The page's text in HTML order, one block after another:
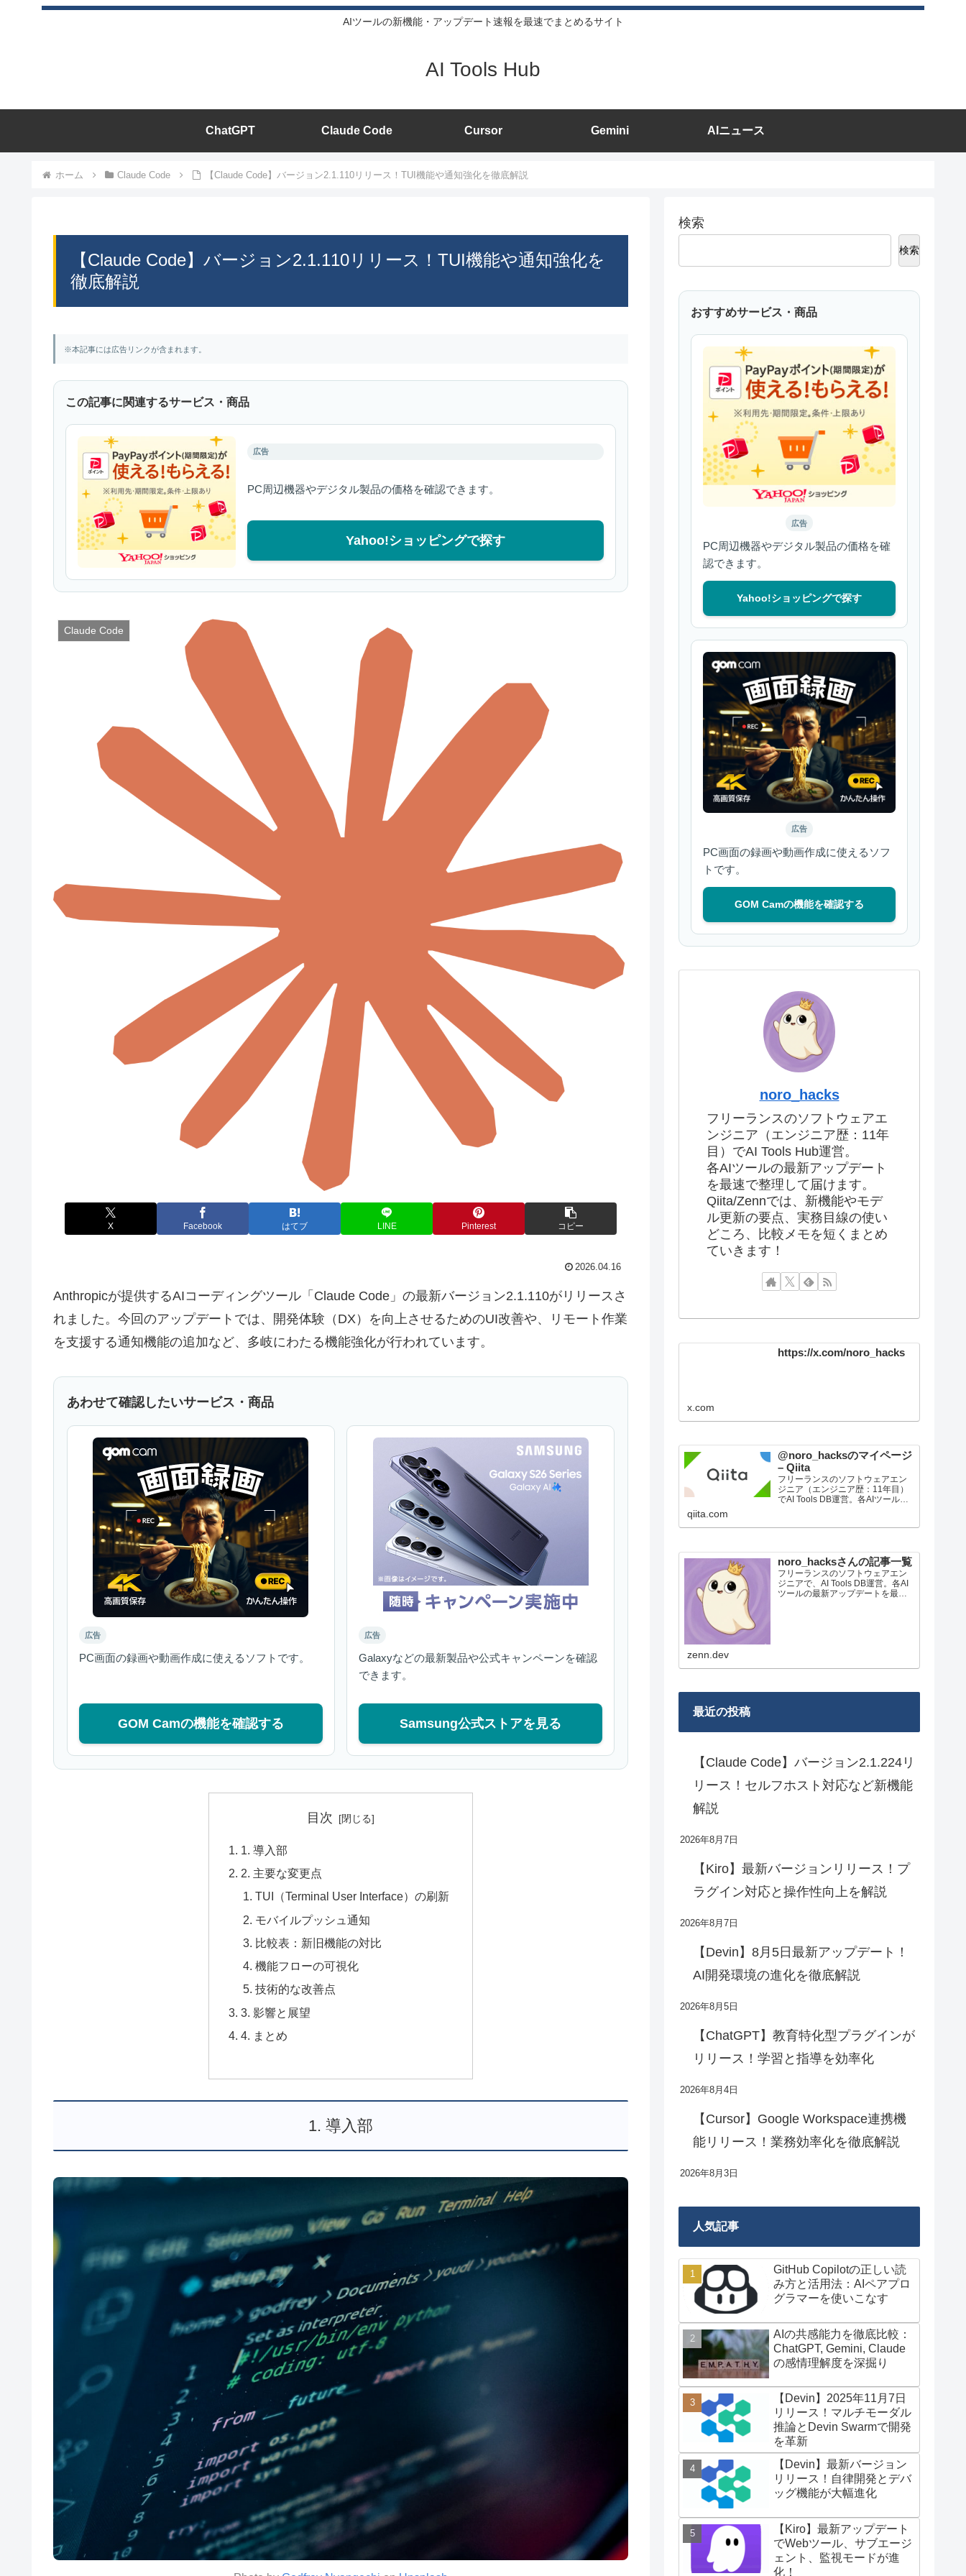
AIツールの新機能・アップデート速報を最速でまとめるサイト
AI Tools Hub
ChatGPT Claude Code Cursor Gemini AIニュース
ホーム Claude Code 【Claude Code】バージョン2.1.110リリース！TUI機能や通知強化を徹底解説
【Claude Code】バージョン2.1.110リリース！TUI機能や通知強化を
徹底解説
※本記事には広告リンクが含まれます。
この記事に関連するサービス・商品
広告
PC周辺機器やデジタル製品の価格を確認できます。
Yahoo!ショッピングで探す
Claude Code
X Facebook はてブ LINE Pinterest コピー
2026.04.16
Anthropicが提供するAIコーディングツール「Claude Code」の最新バージョン2.1.110がリリースさ
れました。今回のアップデートでは、開発体験（DX）を向上させるためのUI改善や、リモート作業
を支援する通知機能の追加など、多岐にわたる機能強化が行われています。
あわせて確認したいサービス・商品
広告
PC画面の録画や動画作成に使えるソフトです。
GOM Camの機能を確認する
広告
Galaxyなどの最新製品や公式キャンペーンを確認
できます。
Samsung公式ストアを見る
目次
1. 導入部
2. 主要な変更点
TUI（Terminal User Interface）の刷新
モバイルプッシュ通知
比較表：新旧機能の対比
機能フローの可視化
技術的な改善点
3. 影響と展望
4. まとめ
1. 導入部
検索
検索
おすすめサービス・商品
広告
PC周辺機器やデジタル製品の価格を確
認できます。
Yahoo!ショッピングで探す
広告
PC画面の録画や動画作成に使えるソフ
トです。
GOM Camの機能を確認する
noro_hacks
フリーランスのソフトウェアエ
ンジニア（エンジニア歴：11年
目）でAI Tools Hub運営。
各AIツールの最新アップデート
を最速で整理して届けます。
Qiita/Zennでは、新機能やモデ
ル更新の要点、実務目線の使い
どころ、比較メモを短くまとめ
ていきます！
https://x.com/noro_hacks
x.com
@noro_hacksのマイページ
– Qiita
フリーランスのソフトウェアエン
ジニア（エンジニア歴：11年目）
でAI Tools DB運営。各AIツールの
能やモデル更新の要点、実務目線
qiita.com
noro_hacksさんの記事一覧
フリーランスのソフトウェアエン
ジニアで、AI Tools DB運営。各AI
ツールの最新アップデートを最速
zenn.dev
最近の投稿
【Claude Code】バージョン2.1.224リ
リース！セルフホスト対応など新機能
解説
2026年8月7日
【Kiro】最新バージョンリリース！プ
ラグイン対応と操作性向上を解説
2026年8月7日
【Devin】8月5日最新アップデート！
AI開発環境の進化を徹底解説
2026年8月5日
【ChatGPT】教育特化型プラグインが
リリース！学習と指導を効率化
2026年8月4日
【Cursor】Google Workspace連携機
能リリース！業務効率化を徹底解説
2026年8月3日
人気記事
GitHub Copilotの正しい読
み方と活用法：AIペアプロ
グラマーを使いこなす
AIの共感能力を徹底比較：
ChatGPT, Gemini, Claude
の感情理解度を深掘り
【Devin】2025年11月7日
リリース！マルチモーダル
推論とDevin Swarmで開発
を革新
【Devin】最新バージョン
リリース！自律開発とデバ
ッグ機能が大幅進化
【Kiro】最新アップデート
でWebツール、サブエージ
ェント、監視モードが進
化！